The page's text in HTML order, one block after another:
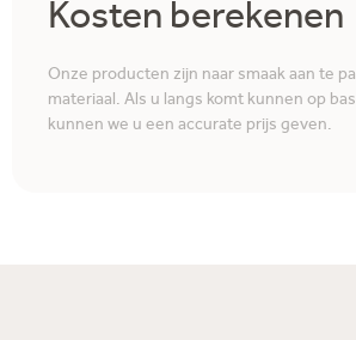
Kosten berekenen
Onze producten zijn naar smaak aan te
materiaal. Als u langs komt kunnen op
kunnen we u een accurate prijs geven.